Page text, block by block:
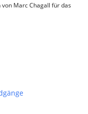
Marc Chagall für das